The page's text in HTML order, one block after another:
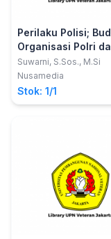
Perilaku Polisi;
Organisasi Polri
Potret Komunikasi
Budaya
Suwarni, S.Sos., M.Si
Nusamedia
Stok: 1/1